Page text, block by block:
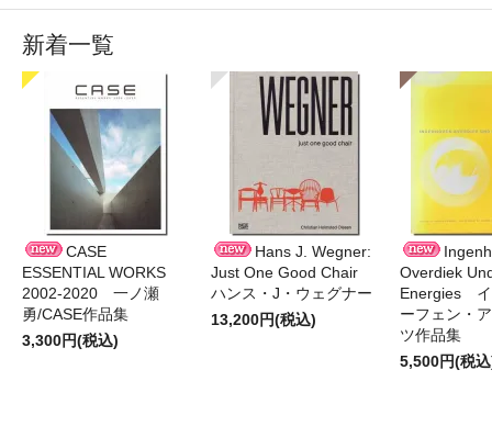
新着一覧
CASE
ESSENTIAL WORKS
2002-2020 一ノ瀬
勇/CASE作品集
3,300円(税込)
Hans J. Wegner:
Just One Good Chair
ハンス・J・ウェグナー
13,200円(税込)
Overdiek
Energies イ
ーフェン・
ツ作品集
5,500円(税